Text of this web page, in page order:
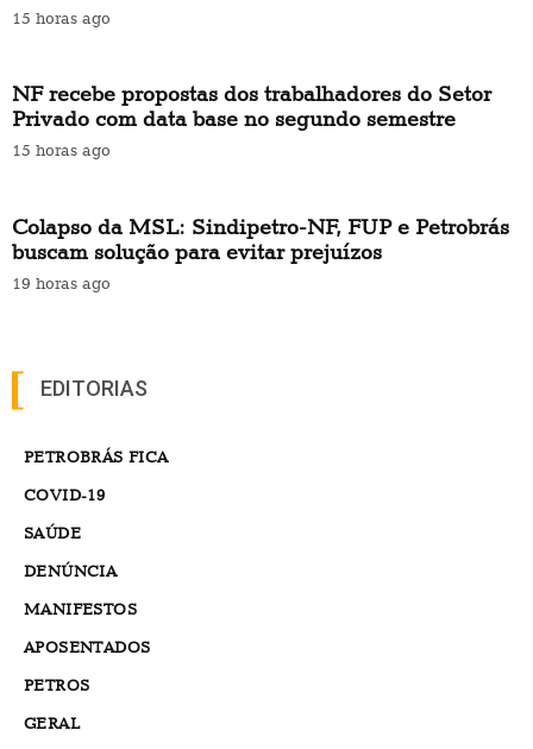
15 horas ago
NF recebe propostas dos trabalhadores do Setor
Privado com data base no segundo semestre
15 horas ago
Colapso da MSL: Sindipetro-NF, FUP e Petrobrás
buscam solução para evitar prejuízos
19 horas ago
EDITORIAS
PETROBRÁS FICA
COVID-19
SAÚDE
DENÚNCIA
MANIFESTOS
APOSENTADOS
PETROS
GERAL